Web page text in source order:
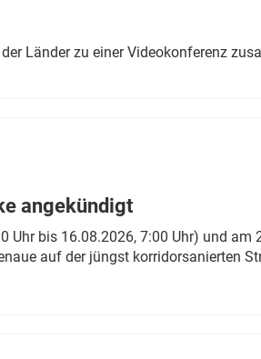
Länder zu einer Videokonferenz
angekündigt
bis 16.08.2026, 7:00 Uhr) und am
auf der jüngst korridorsanierten